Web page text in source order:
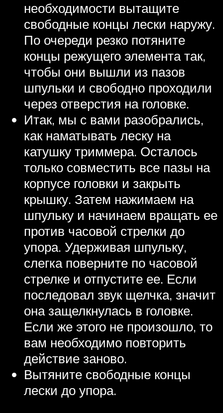
необходимости вытащите
свободные концы лески наружу.
По очереди резко потяните
концы режущего элемента так,
чтобы они вышли из пазов
шпульки и свободно проходили
через отверстия на головке.
Итак, мы с вами разобрались,
как наматывать леску на
катушку триммера. Осталось
только совместить все пазы на
корпусе головки и закрыть
крышку. Затем нажимаем на
шпульку и начинаем вращать ее
против часовой стрелки до
упора. Удерживая шпульку,
слегка поверните по часовой
стрелке и отпустите ее. Если
последовал звук щелчка, значит
она защелкнулась в головке.
Если же этого не произошло, то
вам необходимо повторить
действие заново.
Вытяните свободные концы
лески до упора.